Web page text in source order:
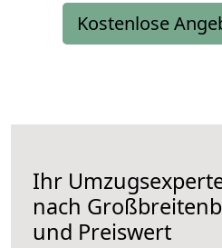
Kostenlose
Ihr
nach
und Preiswert